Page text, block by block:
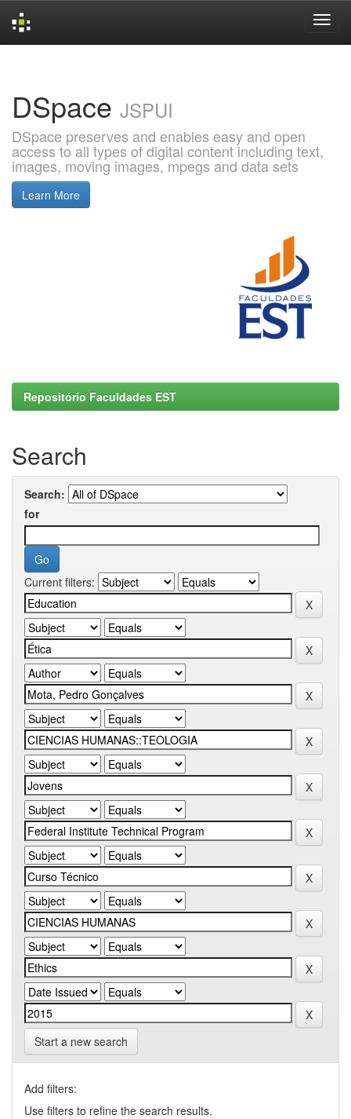
DSpace JSPUI
DSpace preserves and enables easy and open
access to all types of digital content including text,
images, moving images, mpegs and data sets
Learn More
Repositório Faculdades EST
Search
Search:
for
Current filters:
Start a new search
Add filters:
Use filters to refine the search results.